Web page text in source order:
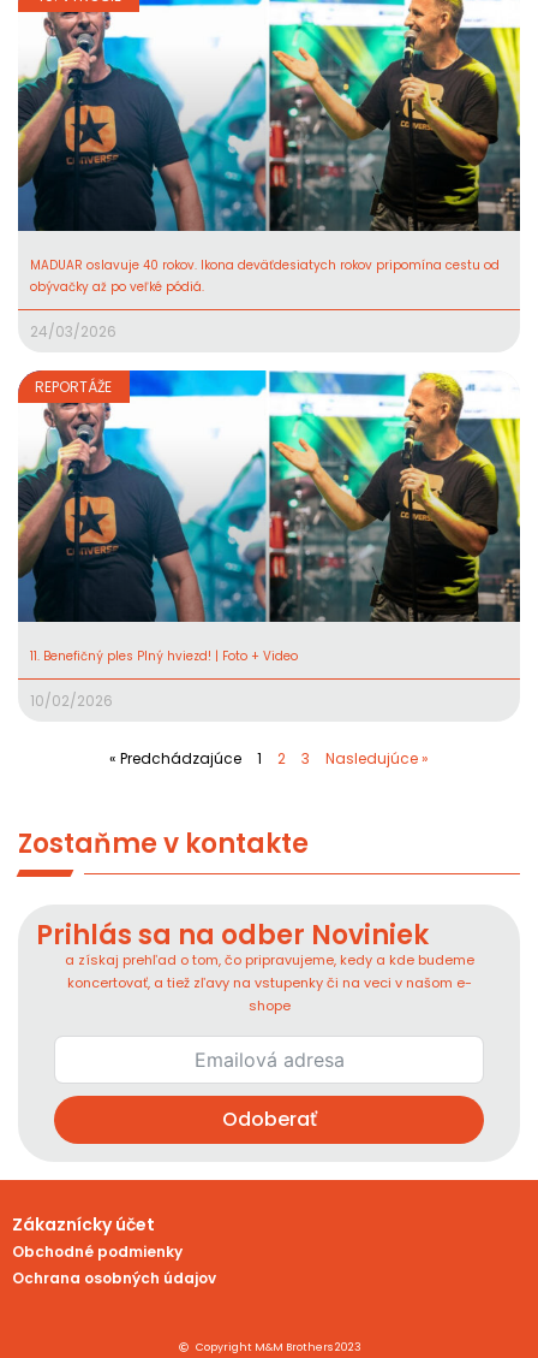
MADUAR oslavuje 40 rokov. Ikona deväťdesiatych rokov pripomína cestu od
obývačky až po veľké pódiá.
24/03/2026
REPORTÁŽE
11. Benefičný ples Plný hviezd! | Foto + Video
10/02/2026
« Predchádzajúce 1 2 3 Nasledujúce »
Zostaňme v kontakte
Prihlás sa na odber Noviniek
a získaj prehľad o tom, čo pripravujeme, kedy a kde budeme
koncertovať, a tiež zľavy na vstupenky či na veci v našom e-
shope
Odoberať
Zákaznícky účet
Obchodné podmienky
Ochrana osobných údajov
Copyright M&M Brothers 2023